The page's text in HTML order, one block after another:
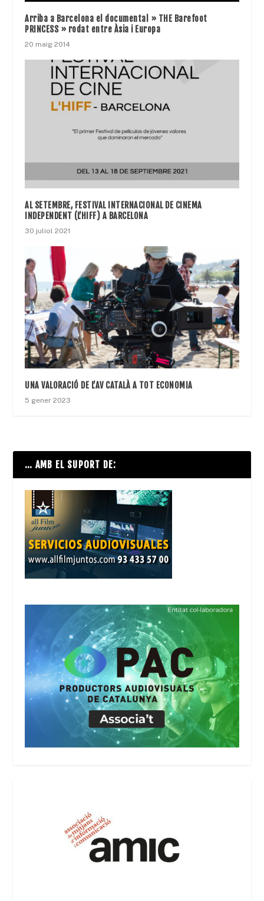
Arriba a Barcelona el documental » THE Barefoot
PRINCESS » rodat entre Àsia i Europa
20 maig 2014
AL SETEMBRE, FESTIVAL INTERNACIONAL DE CINEMA
INDEPENDENT (L’HIFF) A BARCELONA
30 juliol 2021
UNA VALORACIÓ DE L’AV CATALÀ A TOT ECONOMIA
5 gener 2023
… AMB EL SUPORT DE: